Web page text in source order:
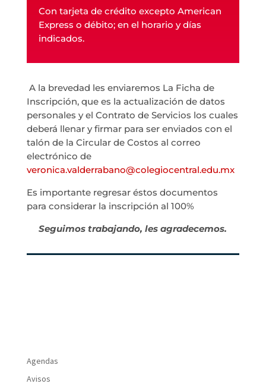
Con tarjeta de crédito excepto American
Express o débito; en el horario y días
indicados.
A la brevedad les enviaremos La Ficha de
Inscripción, que es la actualización de datos
personales y el Contrato de Servicios los cuales
deberá llenar y firmar para ser enviados con el
talón de la Circular de Costos al correo
electrónico de
veronica.valderrabano@colegiocentral.edu.mx
Es importante regresar éstos documentos
para considerar la inscripción al 100%
Seguimos trabajando, les agradecemos.
Agendas
Avisos